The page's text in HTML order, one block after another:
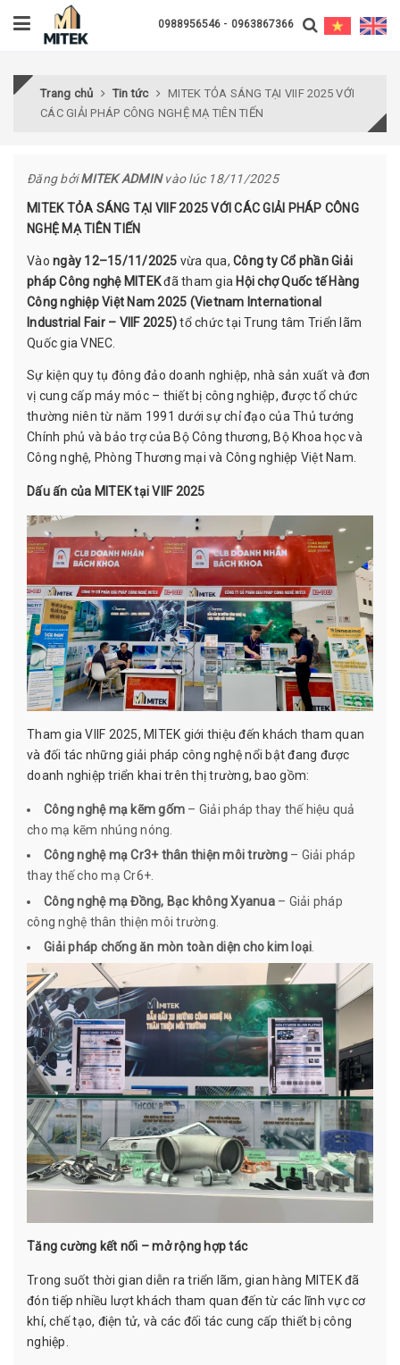
0988956546- 0963867366
Trang chủ Tin tức
MITEK TỎA SÁNG TẠI VIIF 2025 VỚI
CÁC GIẢI PHÁP CÔNG NGHỆ MẠ TIÊN TIẾN
Đăng bởiMITEK ADMINvào lúc 18/11/2025
MITEK TỎA SÁNG TẠI VIIF 2025 VỚI CÁC GIẢI PHÁP CÔNG
NGHỆ MẠ TIÊN TIẾN
Vào ngày 12–15/11/2025 vừa qua, Công ty Cổ phần Giải
pháp Công nghệ MITEKđã tham gia Hội chợ Quốc tế Hàng
Công nghiệp Việt Nam 2025 (Vietnam International
Industrial Fair – VIIF 2025)tổ chức tại Trung tâm Triển lãm
Quốc gia VNEC.
Sự kiện quy tụ đông đảo doanh nghiệp, nhà sản xuất và đơn
vị cung cấp máy móc – thiết bị công nghiệp, được tổ chức
thường niên từ năm 1991 dưới sự chỉ đạo của Thủ tướng
Chính phủ và bảo trợ của Bộ Công thương, Bộ Khoa học và
Công nghệ, Phòng Thương mại và Công nghiệp Việt Nam.
Dấu ấn của MITEK tại VIIF 2025
Tham gia VIIF 2025, MITEK giới thiệu đến khách tham quan
và đối tác những giải pháp công nghệ nổi bật đang được
doanh nghiệp triển khai trên thị trường, bao gồm:
Công nghệ mạ kẽm gốm – Giải pháp thay thế hiệu quả
cho mạ kẽm nhúng nóng.
Công nghệ mạ Cr3+ thân thiện môi trường– Giải pháp
thay thế cho mạ Cr6+.
Công nghệ mạ Đồng, Bạc không Xyanua– Giải pháp
công nghệ thân thiện môi trường.
Giải pháp chống ăn mòn toàn diện cho kim loại.
Tăng cường kết nối – mở rộng hợp tác
Trong suốt thời gian diễn ra triển lãm, gian hàng MITEK đã
đón tiếp nhiều lượt khách tham quan đến từ các lĩnh vực cơ
khí, chế tạo, điện tử, và các đối tác cung cấp thiết bị công
nghiệp.